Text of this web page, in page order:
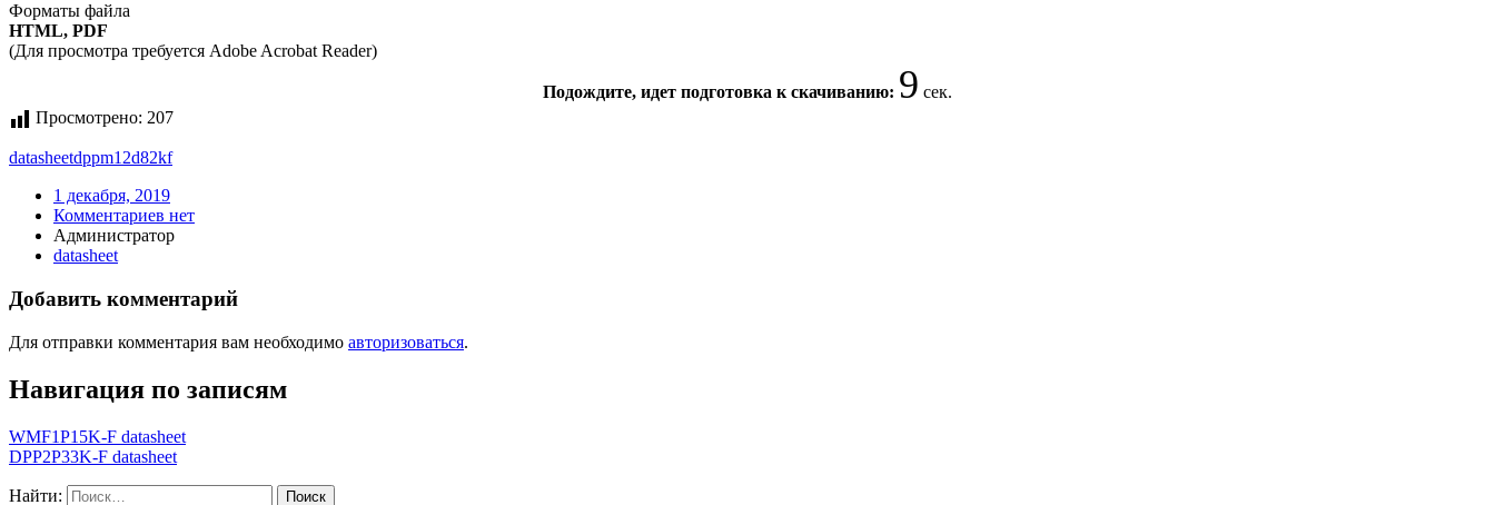
Форматы файла
HTML, PDF
(Для просмотра требуется Adobe Acrobat Reader)
Подождите, идет подготовка к скачиванию: 8 сек.
Просмотрено: 207
datasheetdppm12d82kf
1 декабря, 2019
Комментариев нет
Администратор
datasheet
Добавить комментарий
Для отправки комментария вам необходимо авторизоваться.
Навигация по записям
WMF1P15K-F datasheet
DPP2P33K-F datasheet
Найти: